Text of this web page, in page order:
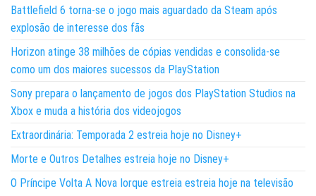
Battlefield 6 torna-se o jogo mais aguardado da Steam após
explosão de interesse dos fãs
Horizon atinge 38 milhões de cópias vendidas e consolida-se
como um dos maiores sucessos da PlayStation
Sony prepara o lançamento de jogos dos PlayStation Studios na
Xbox e muda a história dos videojogos
Extraordinária: Temporada 2 estreia hoje no Disney+
Morte e Outros Detalhes estreia hoje no Disney+
O Príncipe Volta A Nova Iorque estreia estreia hoje na televisão